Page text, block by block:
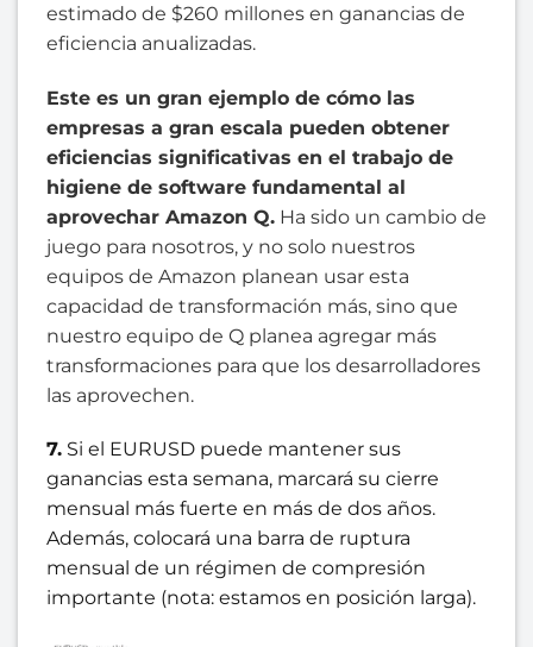
estimado de $260 millones en ganancias de
eficiencia anualizadas.
Este es un gran ejemplo de cómo las
empresas a gran escala pueden obtener
eficiencias significativas en el trabajo de
higiene de software fundamental al
aprovechar Amazon Q. Ha sido un cambio de
juego para nosotros, y no solo nuestros
equipos de Amazon planean usar esta
capacidad de transformación más, sino que
nuestro equipo de Q planea agregar más
transformaciones para que los desarrolladores
las aprovechen.
7. Si el EURUSD puede mantener sus
ganancias esta semana, marcará su cierre
mensual más fuerte en más de dos años.
Además, colocará una barra de ruptura
mensual de un régimen de compresión
importante (nota: estamos en posición larga).